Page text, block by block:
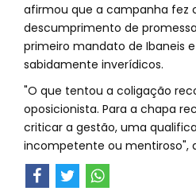
afirmou que a campanha fez
descumprimento de
primeiro mandato de Ibaneis
sabidamente inverídicos.
"O que tentou a coligação
oposicionista. Para a chapa
criticar a gestão, uma
incompetente ou mentiroso",